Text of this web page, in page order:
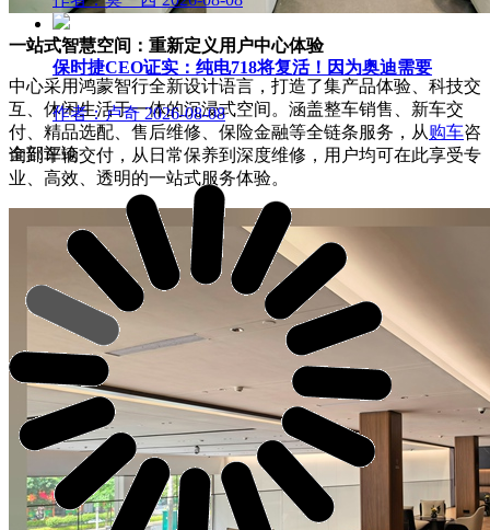
一站式智慧空间：重新定义用户中心体验
中心采用鸿蒙智行全新设计语言，打造了集产品体验、科技交
互、休闲生活于一体的沉浸式空间。涵盖整车销售、新车交
付、精品选配、售后维修、保险金融等全链条服务，从购车咨
询到车辆交付，从日常保养到深度维修，用户均可在此享受专
业、高效、透明的一站式服务体验。
保时捷CEO证实：纯电718将复活！因为奥迪需要
作者：卢奇 2026-08-08
全部评论